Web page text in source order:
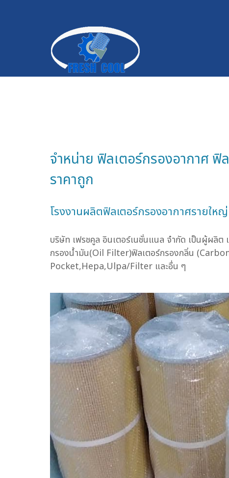
จำหน่าย ฟิลเตอร์กรองอากาศ
ราคาถูก
โรงงานผลิตฟิลเตอร์กรองอากาศรายใหญ่
บริษัท เฟรชคูล อินเตอร์เนชั่นแนล จำกัด เป็นผู้ผลิ
กรองน้ำมัน(Oil Filter)ฟิลเตอร์กรองกลิ่น
Pocket,Hepa,Ulpa/Filter และอื่น ๆ